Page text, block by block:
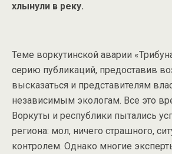
хлынули в реку.
Теме воркутинской аварии
серию публикаций, предоставив
высказаться и представителям
независимым экологам. Все это
Воркуты и республики пытались
региона: мол, ничего страшного,
контролем. Однако многие